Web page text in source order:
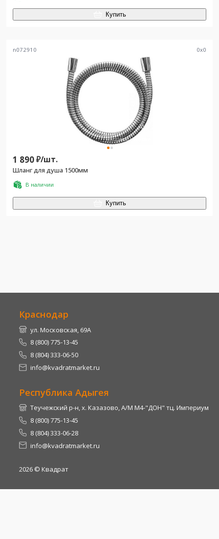
Купить
n072910 0x0
1 890₽/шт.
Шланг для душа 1500мм
В наличии
Купить
Краснодар
ул. Московская, 69А
8 (800) 775-13-45
8 (804) 333-06-50
info@kvadratmarket.ru
Республика Адыгея
Теучежский р-н, х. Казазово, А/М М4-"ДОН" тц. Империум
8 (800) 775-13-45
8 (804) 333-06-28
info@kvadratmarket.ru
2026 © Квадрат